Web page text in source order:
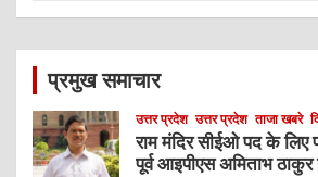
c
प्रमुख समाचार
उत्तर प्रदेश उत्तर प्रदेश ताजा खबरे
राम मंदिर सीईओ पद के
पूर्व आइपीएस अमिताभ ठाकुर